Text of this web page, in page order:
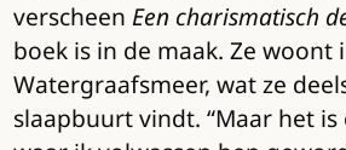
verscheen Een charismatisch
boek is in de maak. Ze woont
Watergraafsmeer, wat ze
slaapbuurt vindt. “Maar het